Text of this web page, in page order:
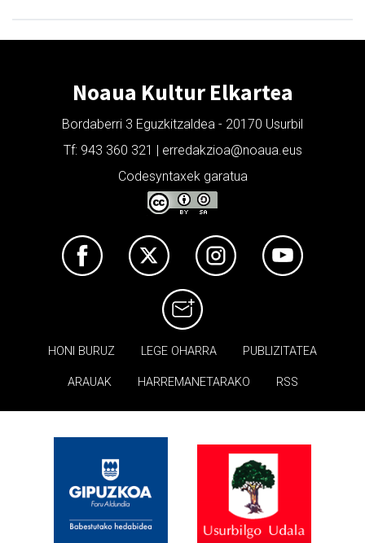
Noaua Kultur Elkartea
Bordaberri 3 Eguzkitzaldea - 20170 Usurbil
Tf: 943 360 321 | erredakzioa@noaua.eus
Codesyntaxek garatua
HONI BURUZ LEGE OHARRA PUBLIZITATEA
ARAUAK HARREMANETARAKO RSS